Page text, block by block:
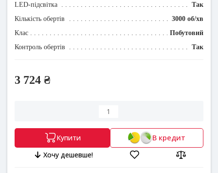
LED-підсвітка
Так
Кількість обертів
3000 об/хв
Клас
Побутовий
Контроль обертів
Так
3 724 ₴
Купити В кредит
Хочу дешевше!